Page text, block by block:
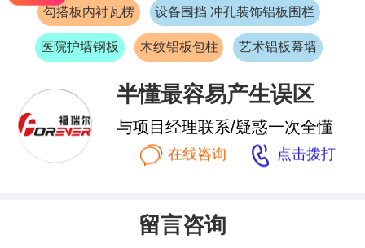
勾搭板内衬瓦楞 设备围挡 冲孔装饰铝板围栏
医院护墙钢板 木纹铝板包柱 艺术铝板幕墙
半懂最容易产生误区
与项目经理联系/疑惑一次全懂
 在线咨询  点击拨打
留言咨询